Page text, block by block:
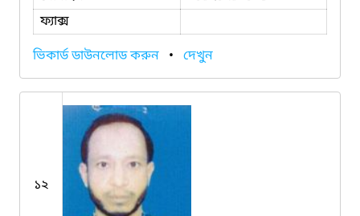
ফ্যাক্স
ভিকার্ড ডাউনলোড করুন • দেখুন
১২